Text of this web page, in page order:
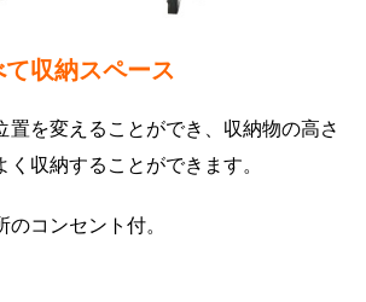
収納スペース
を変えることができ、収納物の高さ
収納することができます。
コンセント付。